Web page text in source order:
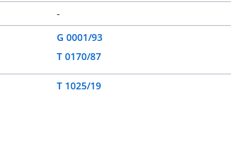
-
G 0001/93
T 0170/87
T 1025/19